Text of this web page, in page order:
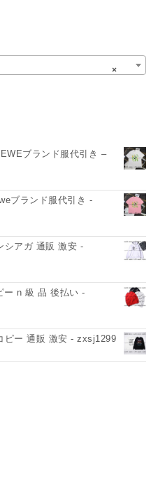
×
ブランド服代引き –
ブランド服代引き -
シアガ 通販 激安 -
ー n 級 品 後払い -
ピー 通販 激安 - zxsj1299